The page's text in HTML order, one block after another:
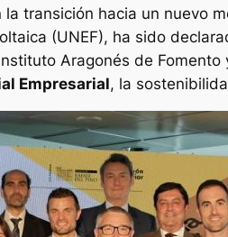
transición hacia un nuevo
(UNEF), ha sido
Aragonés de Fomento
Empresarial, la